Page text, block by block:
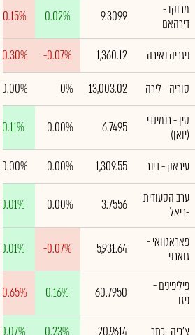
מרוקו -
דירהאם
9.3099
0.02%
-0.15%
ניגריה נאירה 1,360.12
-0.07%
סוריה - לירה 13,003.02
0%
0.00%
סין - רנמינבי
(יואן)
6.7495
0.00%
0.11%
עיראק - דינר 1,309.55
0.00%
0.00%
ערב הסעודית
-ריאל
3.7556
0.00%
0.01%
פאראגוואי -
גוארני
5,931.64
-0.07%
0.01%
פיליפינים -
פזו
60.7950
0.16%